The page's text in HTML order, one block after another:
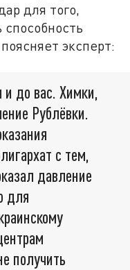
для того,
эксперт:
до вас. Химки,
Рублёвки.
с тем,
давление
для
получить